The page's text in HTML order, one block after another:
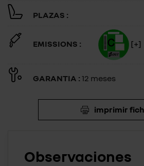
PLAZAS :
EMISSIONS : [+]
GARANTIA : 12 meses
imprimir
Observaciones